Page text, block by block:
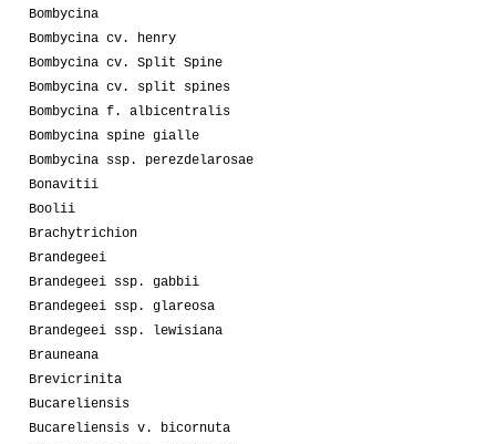
Bombycina
Bombycina cv. henry
Bombycina cv. Split Spine
Bombycina cv. split spines
Bombycina f. albicentralis
Bombycina spine gialle
Bombycina ssp. perezdelarosae
Bonavitii
Boolii
Brachytrichion
Brandegeei
Brandegeei ssp. gabbii
Brandegeei ssp. glareosa
Brandegeei ssp. lewisiana
Brauneana
Brevicrinita
Bucareliensis
Bucareliensis v. bicornuta